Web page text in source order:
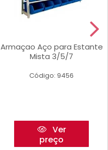
Armaçao Aço para Estante
Mista 3/5/7
Código: 9456
Ver
preço